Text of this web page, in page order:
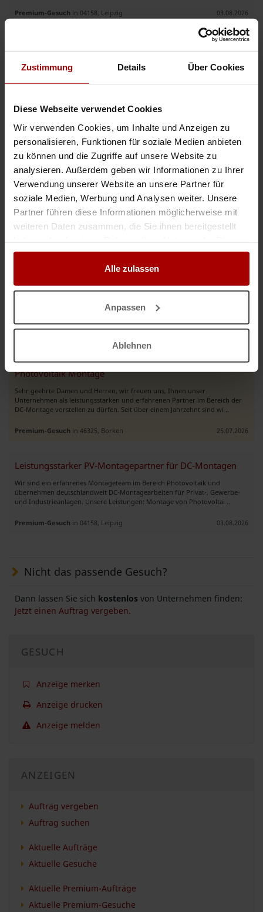
Zustimmung Details Über Cookies
Diese Webseite verwendet Cookies
Wir verwenden Cookies, um Inhalte und Anzeigen zu
personalisieren, Funktionen für soziale Medien anbieten
zu können und die Zugriffe auf unsere Website zu
analysieren. Außerdem geben wir Informationen zu Ihrer
Verwendung unserer Website an unsere Partner für
soziale Medien, Werbung und Analysen weiter. Unsere
Partner führen diese Informationen möglicherweise mit
weiteren Daten zusammen, die Sie ihnen bereitgestellt
gesammelt haben.
Alle zulassen
Anpassen
Ablehnen
Premium-Gesuch in 04158, Leipzig 03.08.2026
PV DC-Montage | Privathäuser, Gewerbe & Freiflächen | Deutschlandweit
Sie suchen einen zuverlässigen Nachunternehmer für die DC-Montage? Wir
übernehmen Photovoltaikprojekte jeder Größe. Leist ..
Gesuch in 14480, Potsdam
PV DC + AC | Komplettlösungen | Privathäuser, Gewerbe & Industrie
Wir übernehmen Photovoltaikanlagen als zuverlässiger Nachunternehmer –
von der Montage bis zur Inbetriebnahme. Unser Leistungsumfang ✔
Unterkonstruktion ✔ Modulmontage ✔ komplette DC-Monta ..
Gesuchin 14480, Potsdam 28.07.2026
Unterkonstruktion ✔ Modulmontage ✔ komplette DC-Monta ..
Gesuchin 14480, Potsdam 28.07.2026
Photovoltaik Montage
Sehr geehrte Damen und Herren, wir freuen uns, Ihnen unser
Unternehmen als leistungsstarken und erfahrenen Partner im Bereich der
DC-Montage vorstellen zu dürfen. Seit über einem Jahrzehnt sind wi ..
Premium-Gesuch in 46325, Borken 25.07.2026
Leistungsstarker PV-Montagepartner für DC-Montagen
Wir sind ein erfahrenes Montageteam im Bereich Photovoltaik und
übernehmen deutschlandweit DC-Montagearbeiten für Privat-, Gewerbe-
und Industrieanlagen. Unsere Leistungen: Montage von Photovoltai ..
Premium-Gesuch in 04158, Leipzig 03.08.2026
Nicht das passende Gesuch?
Dann lassen Sie sich kostenlos von Unternehmen finden:
Jetzt einen Auftrag vergeben.
GESUCH
Anzeige merken
Anzeige drucken
Anzeige melden
ANZEIGEN
Auftrag vergeben
Auftrag suchen
Aktuelle Aufträge
Aktuelle Gesuche
Aktuelle Premium-Aufträge
Aktuelle Premium-Gesuche